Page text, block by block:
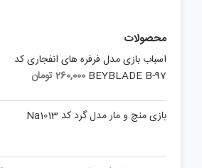
محصولات
اسباب بازی مدل فرفره های انفجاری کد
BEYBLADE B-97
260,000تومان
بازی منچ و مار مدل گرد کد Na1013